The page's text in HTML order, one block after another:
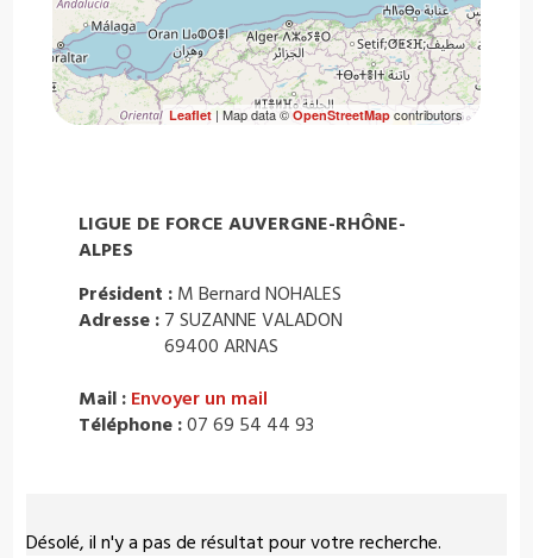
Désolé, il n'y a pas de résultat pour votre recherche.
Leaflet| Map data ©OpenStreetMapcontributors
LIGUE DE FORCE AUVERGNE-RHÔNE-
ALPES
Président : M Bernard NOHALES
Adresse : 7 SUZANNE VALADON
69400 ARNAS
Mail : Envoyer un mail
Téléphone :07 69 54 44 93